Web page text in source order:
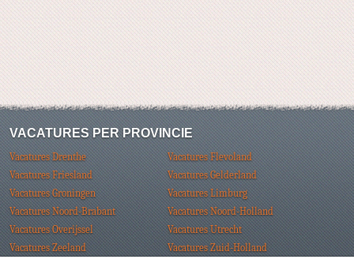
VACATURES PER PROVINCIE
Vacatures Drenthe
Vacatures Flevoland
Vacatures Friesland
Vacatures Gelderland
Vacatures Groningen
Vacatures Limburg
Vacatures Noord-Brabant
Vacatures Noord-Holland
Vacatures Overijssel
Vacatures Utrecht
Vacatures Zeeland
Vacatures Zuid-Holland